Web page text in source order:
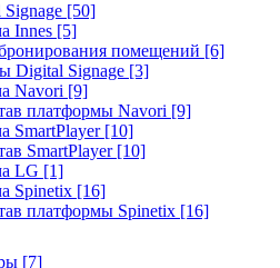
[50]
Innes [5]
помещений [6]
Digital Signage [3]
Navori [9]
платформы Navori [9]
SmartPlayer [10]
SmartPlayer [10]
LG [1]
Spinetix [16]
платформы Spinetix [16]
[7]